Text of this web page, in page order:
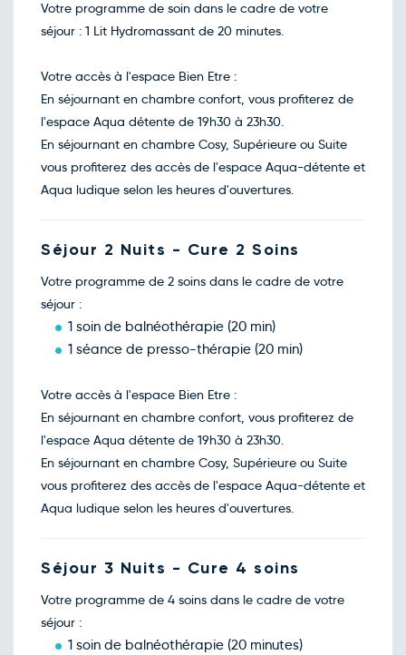
14
155€/pers
Retour le Mer. 16 déc. 26
16
155€/pers
18
160€/pers
Retour le Sam. 19 déc. 26
19
215€ /pers
Retour le Dim. 20 déc. 26
déc.
21
160€/pers
22
160€/pers
Retour le Jeu. 24 déc. 26
24
180€/pers
Votre programme de soin dans le cadre de votre
séjour : 1 Lit Hydromassant de 20 minutes.
Votre accès à l'espace Bien Etre :
En séjournant en chambre confort, vous profiterez de
l'espace Aqua détente de 19h30 à 23h30.
En séjournant en chambre Cosy, Supérieure ou Suite
vous profiterez des accès de l'espace Aqua-détente et
Aqua ludique selon les heures d'ouvertures.
Séjour 2 Nuits - Cure 2 Soins
Votre programme de 2 soins dans le cadre de votre
séjour :
1 soin de balnéothérapie (20 min)
1 séance de presso-thérapie (20 min)
Votre accès à l'espace Bien Etre :
En séjournant en chambre confort, vous profiterez de
l'espace Aqua détente de 19h30 à 23h30.
En séjournant en chambre Cosy, Supérieure ou Suite
vous profiterez des accès de l'espace Aqua-détente et
Aqua ludique selon les heures d'ouvertures.
Séjour 3 Nuits - Cure 4 soins
Votre programme de 4 soins dans le cadre de votre
séjour :
1 soin de balnéothérapie (20 minutes)